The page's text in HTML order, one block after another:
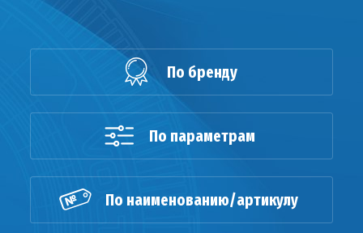
По бренду
По параметрам
По наименованию/артикулу